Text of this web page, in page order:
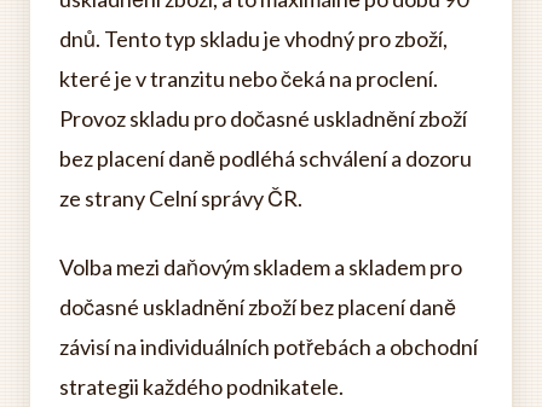
dnů. Tento typ skladu je vhodný pro zboží,
které je v tranzitu nebo čeká na proclení.
Provoz skladu pro dočasné uskladnění zboží
bez placení daně podléhá schválení a dozoru
ze strany Celní správy ČR.
Volba mezi daňovým skladem a skladem pro
dočasné uskladnění zboží bez placení daně
závisí na individuálních potřebách a obchodní
strategii každého podnikatele.